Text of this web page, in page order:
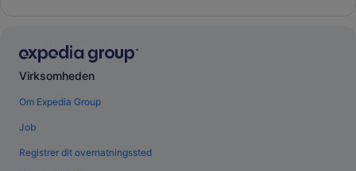
Virksomheden
Om Expedia Group
Job
Registrer dit overnatningssted